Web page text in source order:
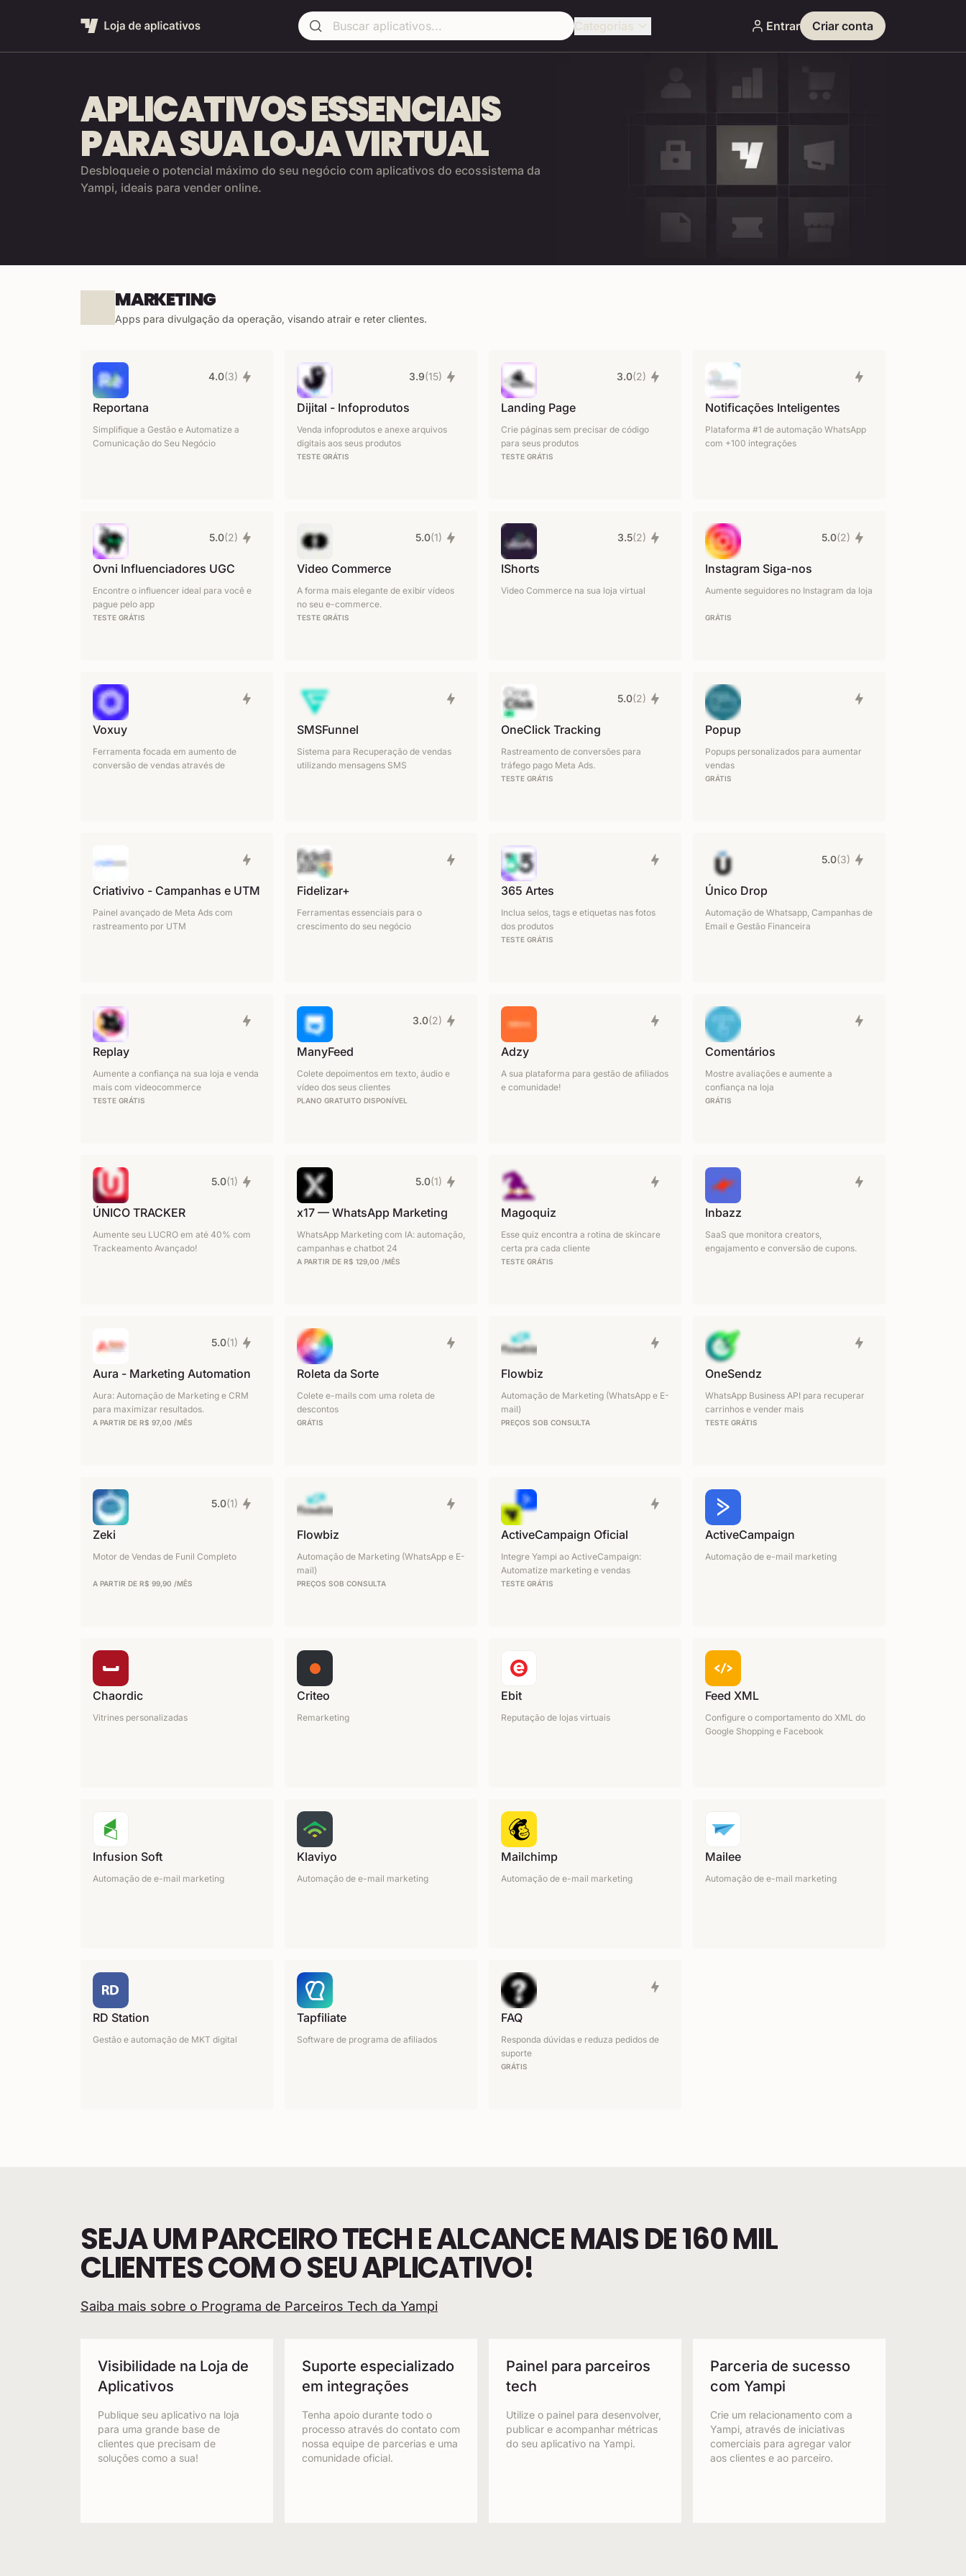
Buscar aplicativos
Categorias Entrar Criar conta
APLICATIVOS ESSENCIAIS
PARA SUA LOJA VIRTUAL
Desbloqueie o potencial máximo do seu negócio com aplicativos do ecossistema da
Yampi, ideais para vender online.
MARKETING
Apps para divulgação da operação, visando atrair e reter clientes.
Reportana
Simplifique a Gestão e Automatize a
Comunicação do Seu Negócio
4.0(3)
Dijital - Infoprodutos
Venda infoprodutos e anexe arquivos
digitais aos seus produtos
TESTE GRÁTIS
3.9(15)
Landing Page
Crie páginas sem precisar de código
para seus produtos
TESTE GRÁTIS
3.0(2)
Notificações Inteligentes
Plataforma #1 de automação WhatsApp
com +100 integrações
Ovni Influenciadores UGC
Encontre o influencer ideal para você e
pague pelo app
TESTE GRÁTIS
5.0(2)
Video Commerce
A forma mais elegante de exibir vídeos
no seu e-commerce.
TESTE GRÁTIS
5.0(1)
IShorts
Video Commerce na sua loja virtual
3.5(2)
Instagram Siga-nos
Aumente seguidores no Instagram da loja
GRÁTIS
5.0(2)
Voxuy
Ferramenta focada em aumento de
conversão de vendas através de
SMSFunnel
Sistema para Recuperação de vendas
utilizando mensagens SMS
OneClick Tracking
Rastreamento de conversões para
tráfego pago Meta Ads.
TESTE GRÁTIS
5.0(2)
Popup
Popups personalizados para aumentar
vendas
GRÁTIS
Criativivo - Campanhas e UTM
Painel avançado de Meta Ads com
rastreamento por UTM
Fidelizar+
Ferramentas essenciais para o
crescimento do seu negócio
365 Artes
Inclua selos, tags e etiquetas nas fotos
dos produtos
TESTE GRÁTIS
Único Drop
Automação de Whatsapp, Campanhas de
Email e Gestão Financeira
5.0(3)
Replay
Aumente a confiança na sua loja e venda
mais com videocommerce
TESTE GRÁTIS
ManyFeed
Colete depoimentos em texto, áudio e
vídeo dos seus clientes
PLANO GRATUITO DISPONÍVEL
3.0(2)
Adzy
A sua plataforma para gestão de afiliados
e comunidade!
Comentários
Mostre avaliações e aumente a
confiança na loja
GRÁTIS
ÚNICO TRACKER
Aumente seu LUCRO em até 40% com
Trackeamento Avançado!
5.0(1)
x17 — WhatsApp Marketing
WhatsApp Marketing com IA: automação,
campanhas e chatbot 24
A PARTIR DE R$ 129,00 /MÊS
5.0(1)
Magoquiz
Esse quiz encontra a rotina de skincare
certa pra cada cliente
TESTE GRÁTIS
Inbazz
SaaS que monitora creators,
engajamento e conversão de cupons.
Aura - Marketing Automation
Aura: Automação de Marketing e CRM
para maximizar resultados.
A PARTIR DE R$ 97,00 /MÊS
5.0(1)
Roleta da Sorte
Colete e-mails com uma roleta de
descontos
GRÁTIS
Flowbiz
Automação de Marketing (WhatsApp e E-
mail)
PREÇOS SOB CONSULTA
OneSendz
WhatsApp Business API para recuperar
carrinhos e vender mais
TESTE GRÁTIS
Zeki
Motor de Vendas de Funil Completo
A PARTIR DE R$ 99,90 /MÊS
5.0(1)
Flowbiz
Automação de Marketing (WhatsApp e E-
mail)
PREÇOS SOB CONSULTA
ActiveCampaign Oficial
Integre Yampi ao ActiveCampaign:
Automatize marketing e vendas
TESTE GRÁTIS
ActiveCampaign
Automação de e-mail marketing
Chaordic
Vitrines personalizadas
Criteo
Remarketing
Ebit
Reputação de lojas virtuais
Feed XML
Configure o comportamento do XML do
Google Shopping e Facebook
Infusion Soft
Automação de e-mail marketing
Klaviyo
Automação de e-mail marketing
Mailchimp
Automação de e-mail marketing
Mailee
Automação de e-mail marketing
RD Station
Gestão e automação de MKT digital
Tapfiliate
Software de programa de afiliados
FAQ
Responda dúvidas e reduza pedidos de
suporte
GRÁTIS
SEJA UM PARCEIRO TECH E ALCANCE MAIS DE 160 MIL
CLIENTES COM O SEU APLICATIVO!
Saiba mais sobre o Programa de Parceiros Tech da Yampi
Visibilidade na Loja de
Aplicativos
Publique seu aplicativo na loja
para uma grande base de
clientes que precisam de
soluções como a sua!
Suporte especializado
em integrações
Tenha apoio durante todo o
processo através do contato com
nossa equipe de parcerias e uma
comunidade oficial.
Painel para parceiros
tech
Utilize o painel para desenvolver,
publicar e acompanhar métricas
do seu aplicativo na Yampi.
Parceria de sucesso
com Yampi
Crie um relacionamento com a
Yampi, através de iniciativas
comerciais para agregar valor
aos clientes e ao parceiro.